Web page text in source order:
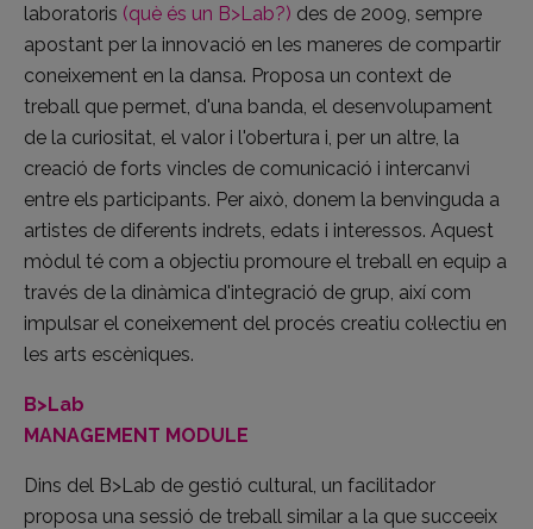
laboratoris (què és un B>Lab?) des de 2009, sempre
apostant per la innovació en les maneres de compartir
coneixement en la dansa. Proposa un context de
treball que permet, d'una banda, el desenvolupament
de la curiositat, el valor i l'obertura i, per un altre, la
creació de forts vincles de comunicació i intercanvi
entre els participants. Per això, donem la benvinguda a
artistes de diferents indrets, edats i interessos. Aquest
mòdul té com a objectiu promoure el treball en equip a
través de la dinàmica d'integració de grup, així com
impulsar el coneixement del procés creatiu col·lectiu en
les arts escèniques.
B>Lab
MANAGEMENT MODULE
Dins del B>Lab de gestió cultural, un facilitador
proposa una sessió de treball similar a la que succeeix